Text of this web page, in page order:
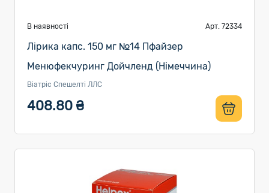
В наявності Арт. 72334
Лірика капс. 150 мг №14 Пфайзер
Менюфекчуринг Дойчленд (Німеччина)
Віатріс Спешелті ЛЛС
408.80 ₴